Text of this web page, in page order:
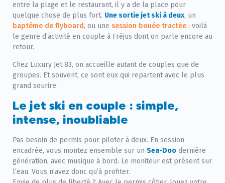
entre la plage et le restaurant, il y a de la place pour
quelque chose de plus fort. Une sortie jet ski à deux, un
baptême de flyboard, ou une session bouée tractée : voilà
le genre d’activité en couple à Fréjus dont on parle encore au
retour.
Chez Luxury Jet 83, on accueille autant de couples que de
groupes. Et souvent, ce sont eux qui repartent avec le plus
grand sourire.
Le jet ski en couple : simple,
intense, inoubliable
Pas besoin de permis pour piloter à deux. En session
encadrée, vous montez ensemble sur un Sea-Doo dernière
génération, avec musique à bord. Le moniteur est présent sur
l’eau. Vous n’avez donc qu’à profiter.